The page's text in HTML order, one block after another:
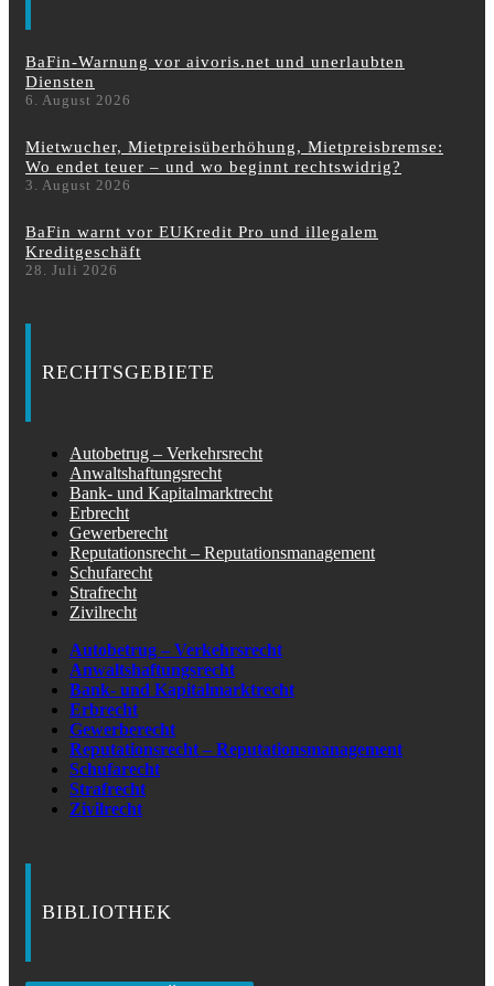
BaFin-Warnung vor aivoris.net und unerlaubten
Diensten
6. August 2026
Mietwucher, Mietpreisüberhöhung, Mietpreisbremse:
Wo endet teuer – und wo beginnt rechtswidrig?
3. August 2026
BaFin warnt vor EUKredit Pro und illegalem
Kreditgeschäft
28. Juli 2026
RECHTSGEBIETE
Autobetrug – Verkehrsrecht
Anwaltshaftungsrecht
Bank- und Kapitalmarktrecht
Erbrecht
Gewerberecht
Reputationsrecht – Reputationsmanagement
Schufarecht
Strafrecht
Zivilrecht
Autobetrug – Verkehrsrecht
Anwaltshaftungsrecht
Bank- und Kapitalmarktrecht
Erbrecht
Gewerberecht
Reputationsrecht – Reputationsmanagement
Schufarecht
Strafrecht
Zivilrecht
BIBLIOTHEK